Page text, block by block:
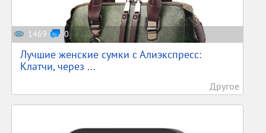
1469 0
Лучшие женские сумки с Алиэкспресс:
Клатчи, через ...
Другое